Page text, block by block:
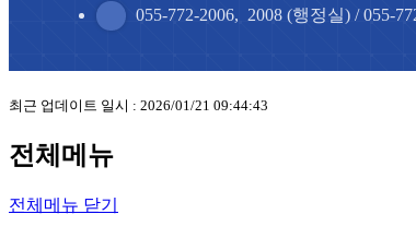
055-772-2006, 2008 (행정실) / 055-
최근 업데이트 일시 : 2026/01/21 09:44:43
전체메뉴
전체메뉴 닫기